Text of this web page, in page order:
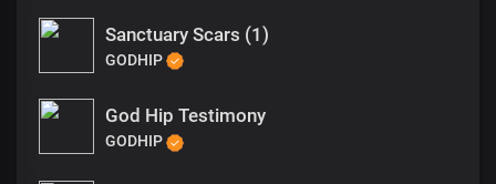
Sanctuary Scars (1)
GODHIP
God Hip Testimony
GODHIP